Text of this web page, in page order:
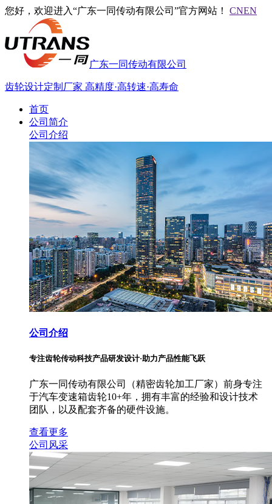
您好，欢迎进入“广东一同传动有限公司”官方网站！ CNEN
广东一同传动有限公司
齿轮设计定制厂家 高精度·高转速·高寿命
首页
公司简介
公司介绍
公司介绍
专注齿轮传动科技产品研发设计·助力产品性能飞跃
广东一同传动有限公司（精密齿轮加工厂家）前身专注
于汽车变速箱齿轮10+年，拥有丰富的经验和设计技术
团队，以及配套齐备的硬件设施。
查看更多
公司风采